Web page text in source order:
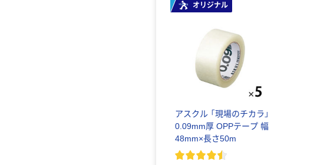
オリジナル
アスクル 「現場のチカラ」
0.09mm厚 OPPテープ 幅
48mm×長さ50m